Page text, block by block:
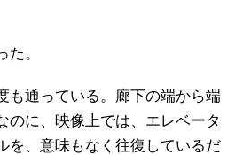
。
も通っている。廊下の端から端
のに、映像上では、エレベータ
を、意味もなく往復しているだ